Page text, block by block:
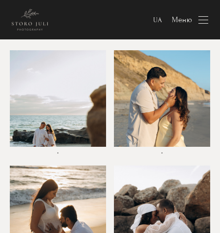
UA Меню
* *